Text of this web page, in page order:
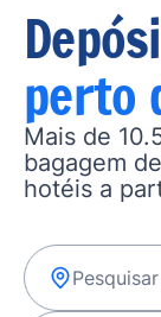
perto
Mais de
bagagem
hotéis a